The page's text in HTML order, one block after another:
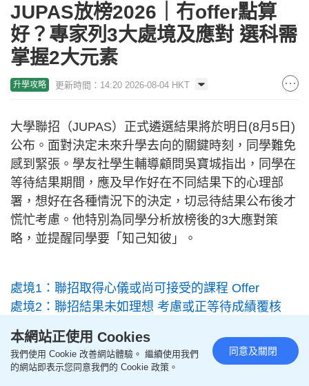
JUPAS放榜2026｜冇offer點算
好？專家列3大處境及應對 選科需
掌握2大元素
升學攻略 更新時間：14:20 2026-08-04 HKT
大學聯招（JUPAS）正式遴選結果將於明日(8月5日)
公布。面對決定未來升學去向的關鍵時刻，同學難免
感到緊張。學友社學生輔導顧問吳寶城指出，同學在
等待結果期間，應及早作好在不同結果下的心理部
署，想好在各種情況下的決定，切忌待結果公布後才
慌忙考慮。他特別為同學分析放榜後的3大應對策
略，並提醒同學要「知己知彼」。
處境1：聯招取得心儀或尚可接受的課程 Offer
處境2：聯招結果未如理想 考慮或正等待成績覆核
處境3：聯招沒有 Offer 或尋求聯招以外選擇
選科要「知己」、「知彼」
本網站正使用 Cookies
我們使用 Cookie 改善網站體驗。 繼續使用我們
的網站即表示您同意我們的 Cookie 政策。
同意及關閉